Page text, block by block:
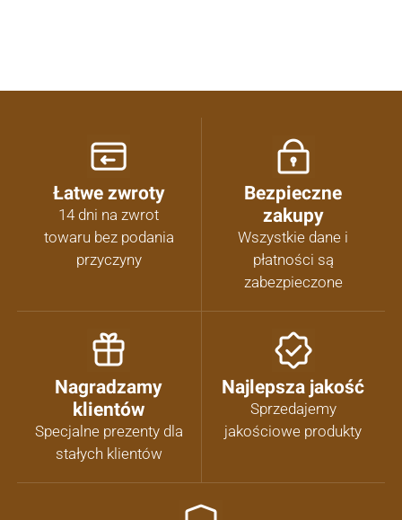
Łatwe zwroty
14 dni na zwrot
towaru bez podania
przyczyny
Bezpieczne
zakupy
Wszystkie dane i
płatności są
zabezpieczone
Nagradzamy
klientów
Specjalne prezenty dla
stałych klientów
Najlepsza jakość
Sprzedajemy
jakościowe produkty